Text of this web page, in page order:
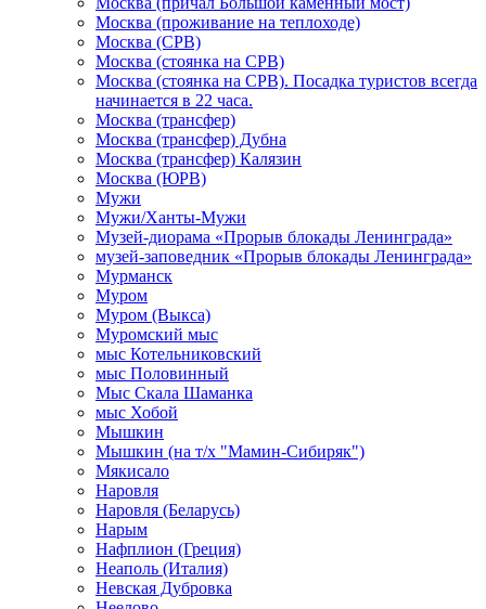
Москва (проживание на теплоходе)
Москва (СРВ)
Москва (стоянка на СРВ)
Москва (стоянка на СРВ). Посадка туристов всегда
начинается в 22 часа.
Москва (трансфер)
Москва (трансфер) Дубна
Москва (трансфер) Калязин
Москва (ЮРВ)
Мужи
Мужи/Ханты-Мужи
Музей-диорама «Прорыв блокады Ленинграда»
музей-заповедник «Прорыв блокады Ленинграда»
Мурманск
Муром
Муром (Выкса)
Муромский мыс
мыс Котельниковский
мыс Половинный
Мыс Скала Шаманка
мыс Хобой
Мышкин
Мышкин (на т/х "Мамин-Сибиряк")
Мякисало
Наровля
Наровля (Беларусь)
Нарым
Нафплион (Греция)
Неаполь (Италия)
Невская Дубровка